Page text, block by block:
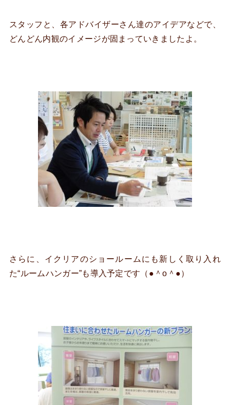
スタッフと、各アドバイザーさん達のアイデアなどで、
どんどん内観のイメージが固まっていきましたよ。
さらに、イクリアのショールームにも新しく取り入れ
た“ルームハンガー”も導入予定です（●＾o＾●）